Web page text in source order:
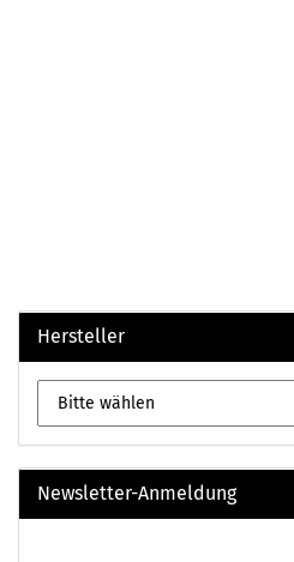
Hersteller
Newsletter-Anmeldung